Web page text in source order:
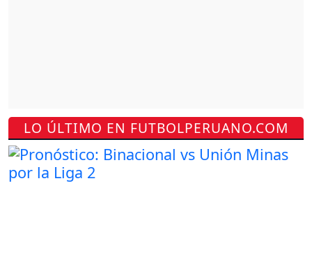
LO ÚLTIMO EN FUTBOLPERUANO.COM